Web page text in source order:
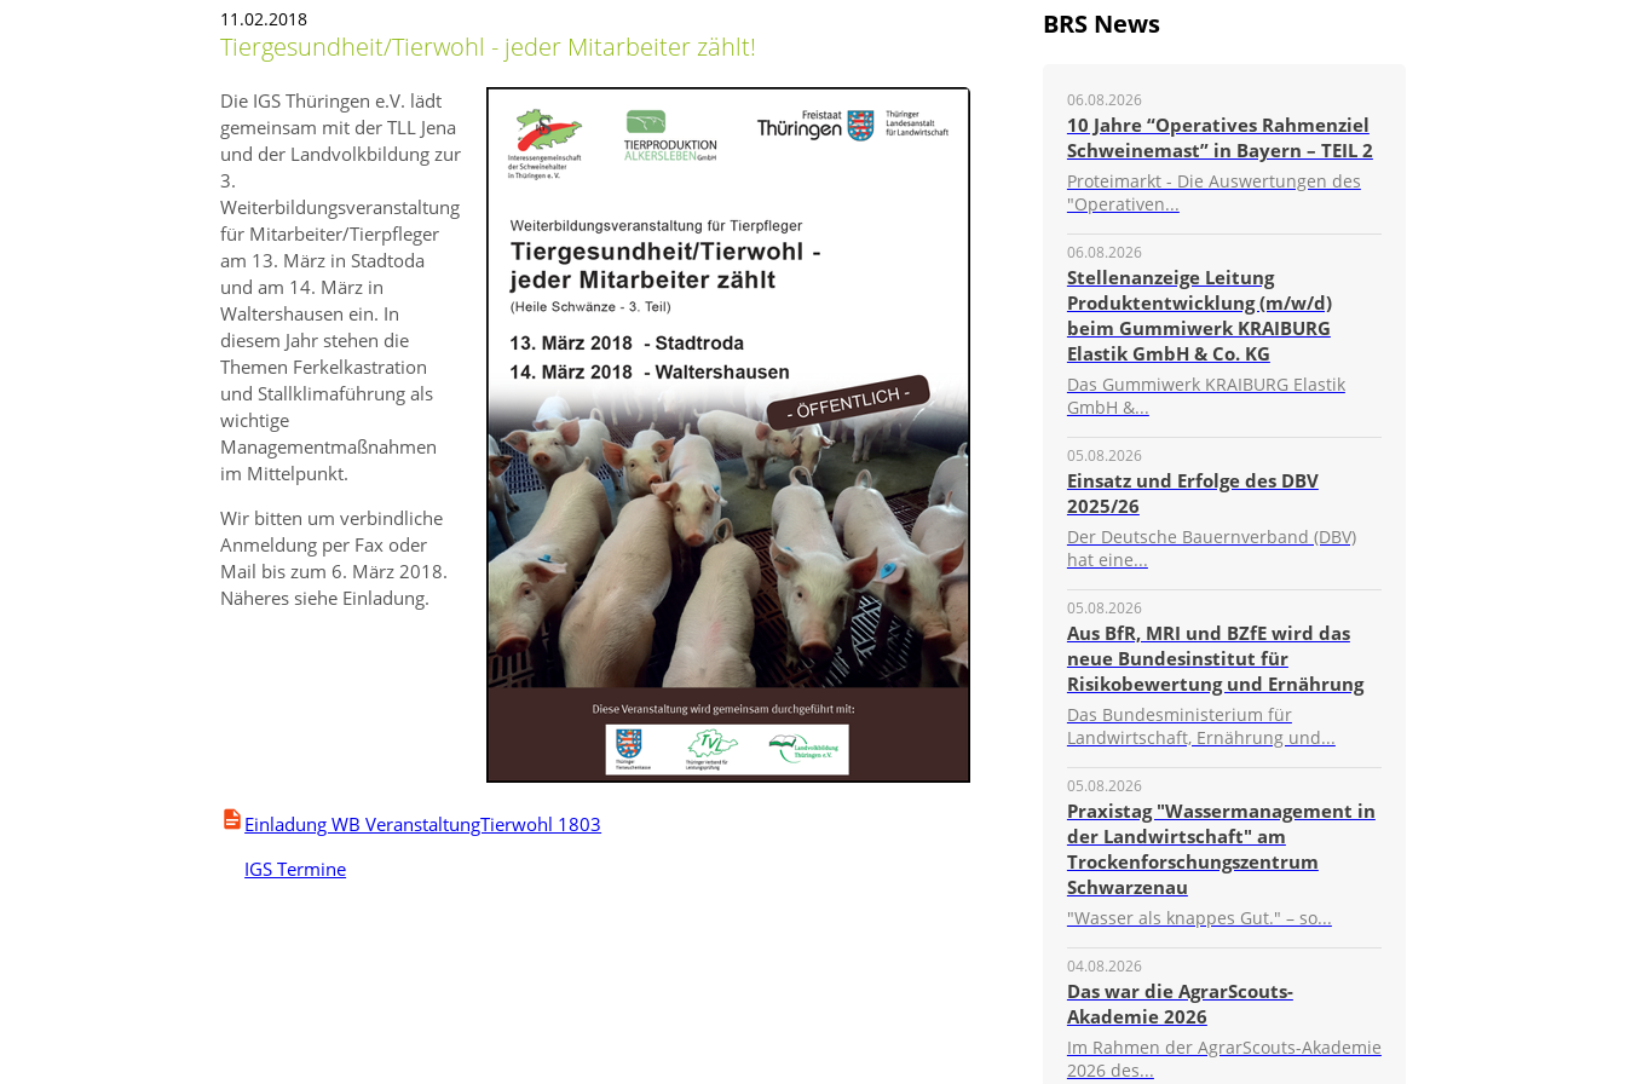
BRS News
06.08.2026
10 Jahre “Operatives Rahmenziel
Schweinemast” in Bayern – TEIL 2
Proteimarkt - Die Auswertungen des
"Operativen...
06.08.2026
Stellenanzeige Leitung
Produktentwicklung (m/w/d)
beim Gummiwerk KRAIBURG
Elastik GmbH & Co. KG
Das Gummiwerk KRAIBURG Elastik
GmbH &...
05.08.2026
Einsatz und Erfolge des DBV
2025/26
Der Deutsche Bauernverband (DBV)
hat eine...
05.08.2026
Aus BfR, MRI und BZfE wird das
neue Bundesinstitut für
Risikobewertung und Ernährung
Das Bundesministerium für
Landwirtschaft, Ernährung und...
05.08.2026
Praxistag "Wassermanagement in
der Landwirtschaft" am
Trockenforschungszentrum
Schwarzenau
"Wasser als knappes Gut." – so...
04.08.2026
Das war die AgrarScouts-
Akademie 2026
Im Rahmen der AgrarScouts-Akademie
2026 des...
11.02.2018
Tiergesundheit/Tierwohl - jeder Mitarbeiter zählt!
Die IGS Thüringen e.V. lädt
gemeinsam mit der TLL Jena
und der Landvolkbildung zur
3.
Weiterbildungsveranstaltung
für Mitarbeiter/Tierpfleger
am 13. März in Stadtoda
und am 14. März in
Waltershausen ein. In
diesem Jahr stehen die
Themen Ferkelkastration
und Stallklimaführung als
wichtige
Managementmaßnahmen
im Mittelpunkt.
Wir bitten um verbindliche
Anmeldung per Fax oder
Mail bis zum 6. März 2018.
Näheres siehe Einladung.
Einladung WB VeranstaltungTierwohl 1803
IGS Termine